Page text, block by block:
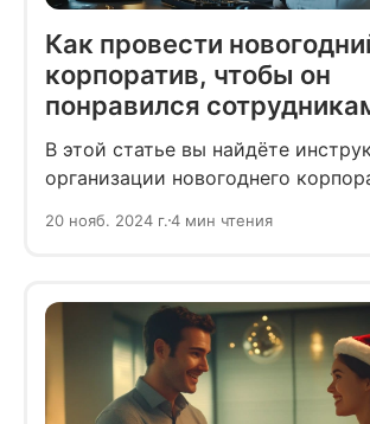
Как провести
корпоратив, чтобы он
понравился
В этой статье вы найдёте
организации новогоднего
Рассказываем, что нужно учесть
20 нояб. 2024 г.4 мин чтения